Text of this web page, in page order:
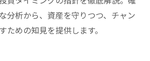
分析から、資産を守りつつ、チャン
ための知見を提供します。